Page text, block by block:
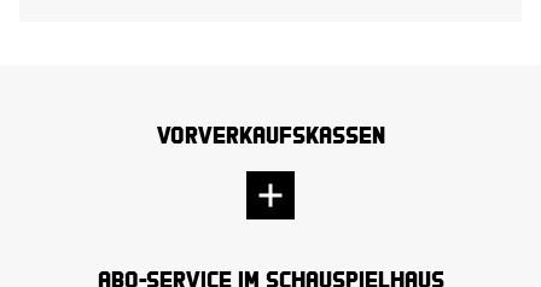
Vorverkaufskassen
Abo-Service im Schauspielhaus